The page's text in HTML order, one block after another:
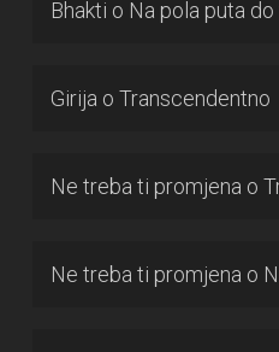
Bhakti o Na pola puta do
Girija o Transcendentno
Ne treba ti promjena o
Ne treba ti promjena o